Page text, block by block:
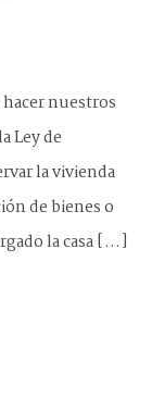
nuestros
Ley de
la vivienda
de bienes o
la casa […]